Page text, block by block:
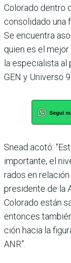
Colorado dentro
consolidado una
Se encuentra
quien es el
la especia­lista al
GEN y Uni­verso
Snead acotó:
importante, el
rados en
presidente de la
Colorado están
entonces
ción hacia la
ANR”.